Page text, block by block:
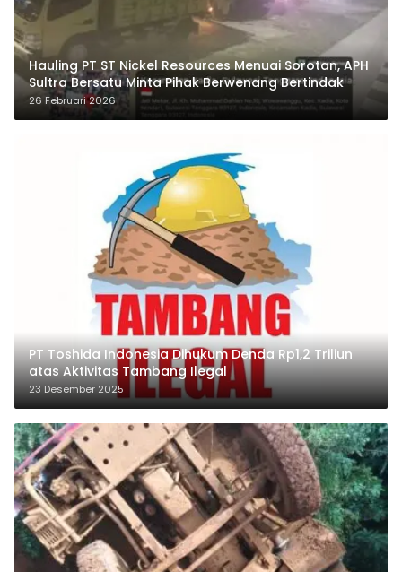
Hauling PT ST Nickel Resources Menuai Sorotan, APH
Sultra Bersatu Minta Pihak Berwenang Bertindak
26 Februari 2026
PT Toshida Indonesia Dihukum Denda Rp1,2 Triliun
atas Aktivitas Tambang Ilegal
23 Desember 2025